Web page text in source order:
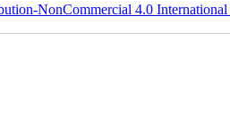
NonCommercial 4.0 International